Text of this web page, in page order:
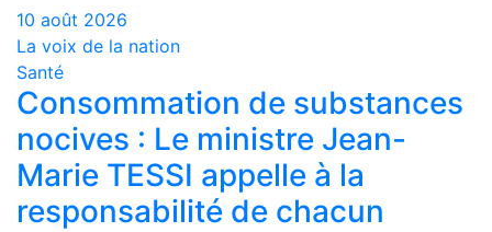
10 août 2026
La voix de la nation
Santé
Consommation de substances
nocives : Le ministre Jean-
Marie TESSI appelle à la
responsabilité de chacun